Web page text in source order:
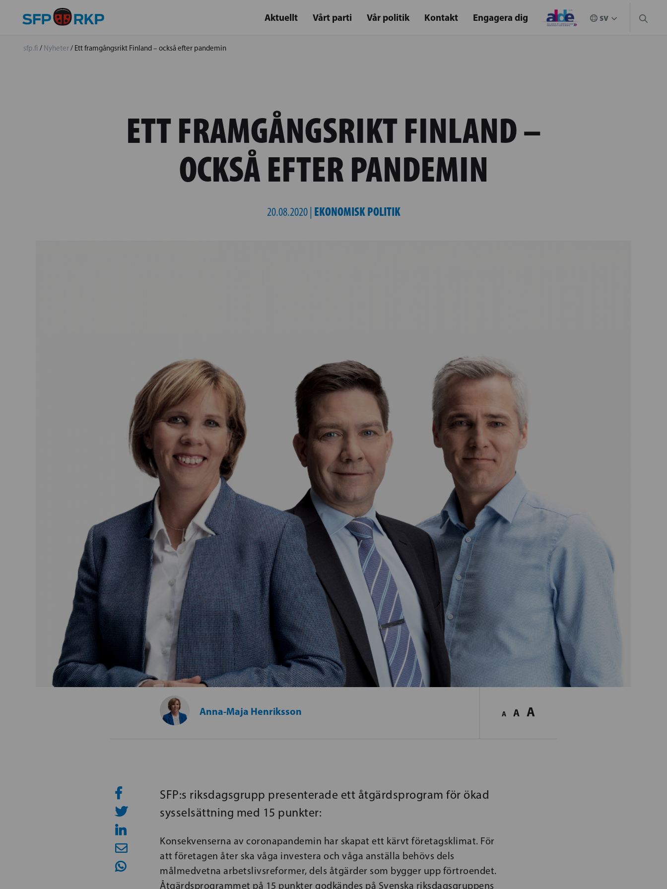
Aktuellt Vårt parti Vår politik Kontakt Engagera dig
sfp.fi / Nyheter/ Ett framgångsrikt Finland – också efter pandemin
ETT FRAMGÅNGSRIKT FINLAND –
OCKSÅ EFTER PANDEMIN
20.08.2020 | EKONOMISK POLITIK
Anna-Maja Henriksson A A A
SFP:s riksdagsgrupp presenterade ett åtgärdsprogram för ökad
sysselsättning med 15 punkter:
Konsekvenserna av coronapandemin har skapat ett kärvt företagsklimat. För
att företagen åter ska våga investera och våga anställa behövs dels
målmedvetna arbetslivsreformer, dels åtgärder som bygger upp förtroendet.
Åtgärdsprogrammet på 15 punkter godkändes på Svenska riksdagsgruppens